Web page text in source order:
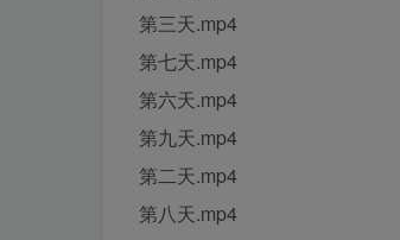
第三天.mp4
第七天.mp4
第六天.mp4
第九天.mp4
第二天.mp4
第八天.mp4